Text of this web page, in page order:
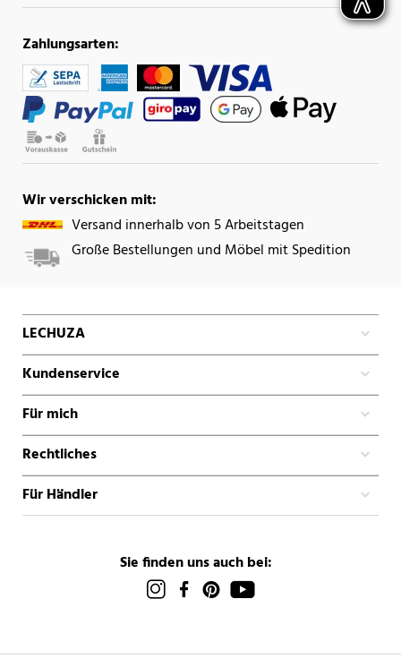
Zahlungsarten:
Wir verschicken mit:
Versand innerhalb von 5 Arbeitstagen
Große Bestellungen und Möbel mit Spedition
LECHUZA
Kundenservice
Für mich
Rechtliches
Für Händler
Sie finden uns auch bei: